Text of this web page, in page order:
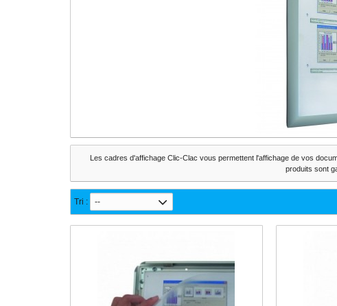
Les cadres d'affichage Clic-Clac vous permettent l'affichage de vos
produits sont
Tri : --